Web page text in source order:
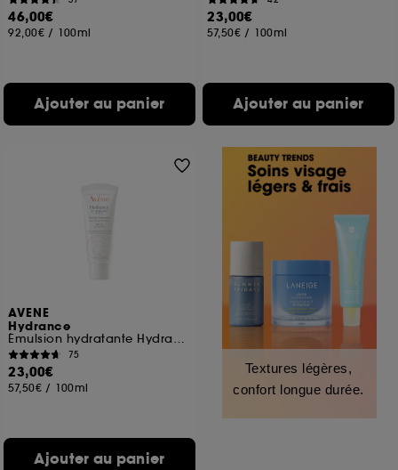
46,00€
92,00€ / 100ml
Ajouter au panier
23,00€
57,50€ / 100ml
Ajouter au panier
AVENE
Hydrance
Émulsion hydratante Hydrance UV légère
75
23,00€
57,50€ / 100ml
Ajouter au panier
Textures légères,
confort longue durée.